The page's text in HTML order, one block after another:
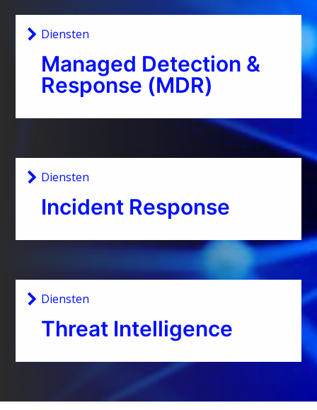
Diensten
Managed Detection &
Response (MDR)
Diensten
Incident Response
Diensten
Threat Intelligence